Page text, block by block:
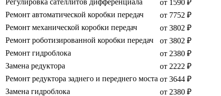
Регулировка сателлитов дифференциала
от 1590 ₽
Ремонт автоматической коробки передач
от 7752 ₽
Ремонт механической коробки передач
от 3802 ₽
Ремонт роботизированной коробки передач
от 3802 ₽
Ремонт гидроблока
от 2380 ₽
Замена редуктора
от 2222 ₽
Ремонт редуктора заднего и переднего моста от 3644 ₽
Замена гидроблока
от 2380 ₽